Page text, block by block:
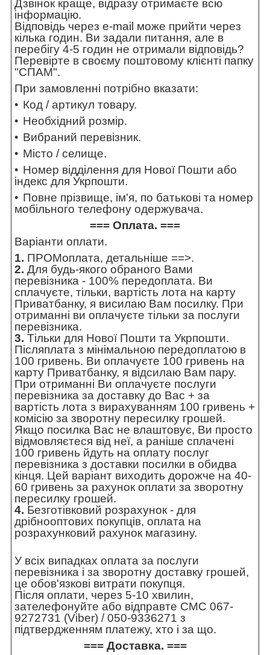
Дзвінок краще, відразу отримаєте всю
інформацію.
Відповідь через e-mail може прийти через
кілька годин. Ви задали питання, але в
перебігу 4-5 годин не отримали відповідь?
Перевірте в своєму поштовому клієнті папку
"СПАМ".
При замовленні потрібно вказати:
Код / артикул товару.
Необхідний розмір.
Вибраний перевізник.
Місто / селище.
Номер відділення для Нової Пошти або
індекс для Укрпошти.
Повне прізвище, ім'я, по батькові та номер
мобільного телефону одержувача.
=== Оплата. ===
Варіанти оплати.
1. ПРОМоплата, детальніше ==>.
2. Для будь-якого обраного Вами
перевізника - 100% передоплата. Ви
сплачуєте, тільки, вартість лота на карту
Приватбанку, я висилаю Вам посилку. При
отриманні ви оплачуєте тільки за послуги
перевізника.
3. Тільки для Нової Пошти та Укрпошти.
Післяплата з мінімальною передоплатою в
100 гривень. Ви оплачуєте 100 гривень на
карту Приватбанку, я відсилаю Вам пару.
При отриманні Ви оплачуєте послуги
перевізника за доставку до Вас + за
вартість лота з вирахуванням 100 гривень +
комісію за зворотну пересилку грошей.
Якщо посилка Вас не влаштовує, Ви просто
відмовляєтеся від неї, а раніше сплачені
100 гривень йдуть на оплату послуг
перевізника з доставки посилки в обидва
кінця. Цей варіант виходить дорожче на 40-
60 гривень за рахунок оплати за зворотну
пересилку грошей.
4. Безготівковий розрахунок - для
дрібнооптових покупців, оплата на
розрахунковий рахунок магазину.
У всіх випадках оплата за послуги
перевізника і за зворотну доставку грошей,
це обов'язкові витрати покупця.
Після оплати, через 5-10 хвилин,
зателефонуйте або відправте СМС 067-
9272731 (Viber) / 050-9336271 з
підтвердженням платежу, хто і за що.
=== Доставка. ===